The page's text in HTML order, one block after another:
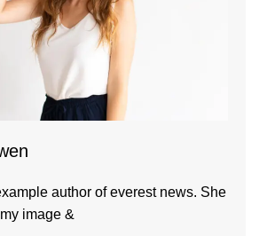
author of everest news. She
image &